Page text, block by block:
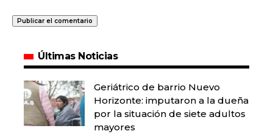
Últimas Noticias
Geriátrico de barrio Nuevo
Horizonte: imputaron a la dueña
por la situación de siete adultos
mayores